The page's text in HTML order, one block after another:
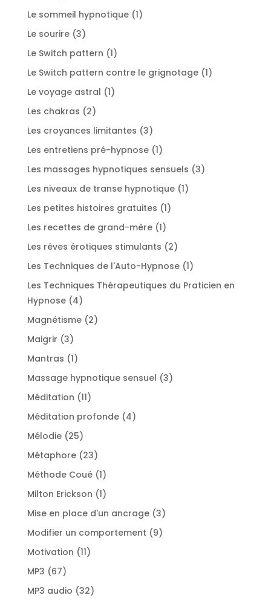
produit
Le sommeil hypnotique 11
Le sourire 33
produits
Le Switch pattern 11
produit
Le Switch pattern contre le grignotage 11
Le voyage astral 11
Les chakras 22
produits
Les croyances limitantes 33
produits
Les entretiens pré-hypnose 11
produit
Les massages hypnotiques sensuels 33
Les niveaux de transe hypnotique 11
Les petites histoires gratuites 11
Les recettes de grand-mère 11
produit
Les rêves érotiques stimulants 22
produits
Les Techniques de l'Auto-Hypnose 11
produit
Les Techniques Thérapeutiques du Praticien en
Hypnose
44
produits
Magnétisme 22
Maigrir 33
produits
Mantras 11
produit
Massage hypnotique sensuel 33
Méditation 1111
produits
Méditation profonde 44
Mélodie 2525
produits
Métaphore 2323
produits
Méthode Coué 11
produit
Milton Erickson 11
produit
Mise en place d'un ancrage 33
produits
Modifier un comportement 99
Motivation 1111
MP3 6767
produits
MP3 audio 3232